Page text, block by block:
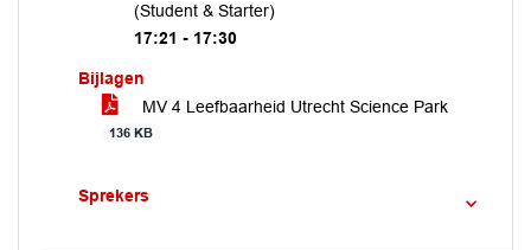
(Student & Starter)
17:21 - 17:30
Bijlagen
MV 4 Leefbaarheid Utrecht Science Park
136 KB
Sprekers